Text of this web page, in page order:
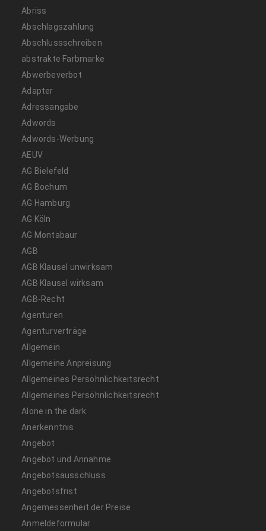
Abriss
Abschlagszahlung
Abschlussschreiben
abstrakte Farbmarke
Abwerbeverbot
Adapter
Adressangabe
Adwords
Adwords-Werbung
AEUV
AG Bielefeld
AG Bochum
AG Hamburg
AG Köln
AG Montabaur
AGB
AGB Klausel unwirksam
AGB Klausel wirksam
AGB-Recht
Agenturen
Agenturverträge
Allgemein
Allgemeine Anpreisung
Allgemeines Persöhnlichkeitsrecht
Allgemeines Persöhnlichkeitsrecht
Alone in the dark
Anerkenntnis
Angebot
Angebot und Annahme
Angebotsausschluss
Angebotsfrist
Angemessenheit der Preise
Anmeldeformular